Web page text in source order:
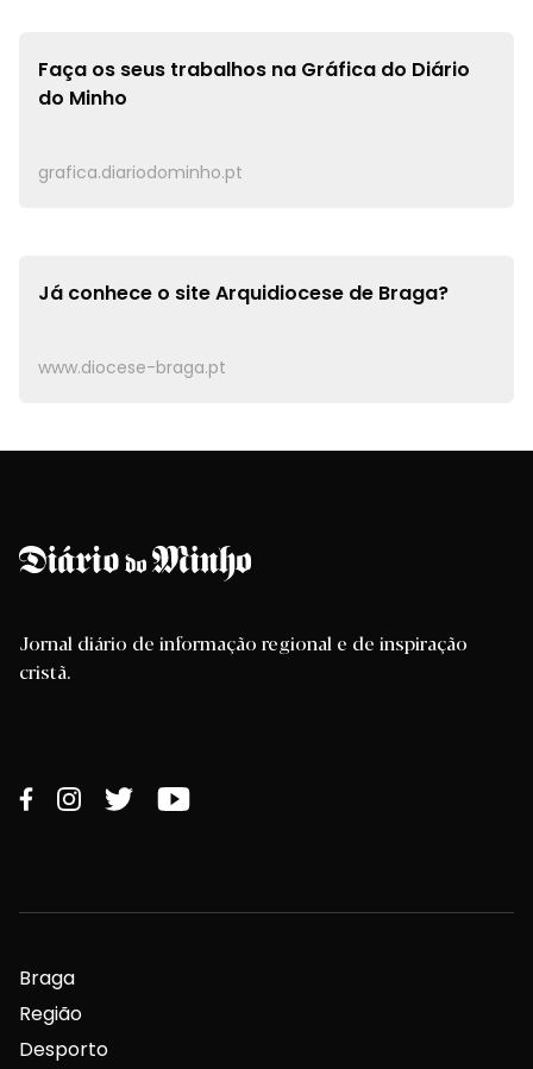
Faça os seus trabalhos na Gráfica do Diário
do Minho
grafica.diariodominho.pt
Já conhece o siteArquidiocese de Braga?
www.diocese-braga.pt
Jornal diário de informação regional e de inspiração
cristã.
Braga
Região
Desporto